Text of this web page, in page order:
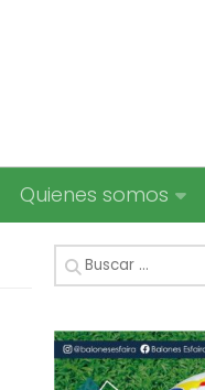
Quienes somos
Buscar: